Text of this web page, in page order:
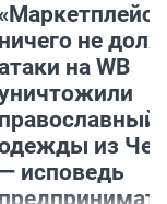
«Маркетплейс
ничего не
на WB
православный
из
— исповедь